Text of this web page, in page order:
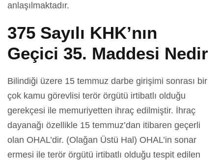
anlaşılmaktadır.
375 Sayılı KHK’nın
Geçici 35. Maddesi Nedir
Bilindiği üzere 15 temmuz darbe girişimi sonrası bir
çok kamu görevlisi terör örgütü irtibatlı olduğu
gerekçesi ile memuriyetten ihraç edilmiştir. İhraç
dayanağı özellikle 15 temmuz’dan itibaren geçerli
olan OHAL’dir. (Olağan Üstü Hal) OHAL’in sonar
ermesi ile terör örgütü irtibatlı olduğu tespit edilen